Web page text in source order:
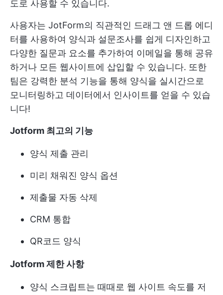
도로 사용할 수 있습니다.
사용자는 JotForm의 직관적인 드래그 앤 드롭 에디
터를 사용하여 양식과 설문조사를 쉽게 디자인하고
다양한 질문과 요소를 추가하여 이메일을 통해 공유
하거나 모든 웹사이트에 삽입할 수 있습니다. 또한
팀은 강력한 분석 기능을 통해 양식을 실시간으로
모니터링하고 데이터에서 인사이트를 얻을 수 있습
니다!
Jotform 최고의 기능
양식 제출 관리
미리 채워진 양식 옵션
제출물 자동 삭제
CRM 통합
QR코드 양식
Jotform 제한 사항
양식 스크립트는 때때로 웹 사이트 속도를 저